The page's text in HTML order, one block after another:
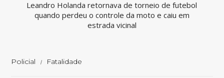
Leandro Holanda retornava de torneio de futebol
quando perdeu o controle da moto e caiu em
estrada vicinal
Policial Fatalidade